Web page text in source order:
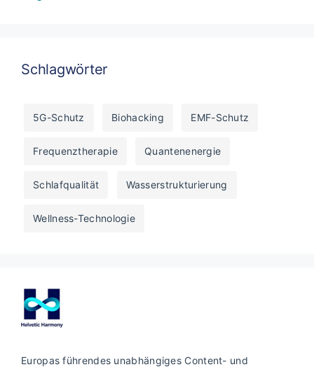
Schlagwörter
5G-Schutz Biohacking EMF-Schutz
Frequenztherapie Quantenenergie
Schlafqualität Wasserstrukturierung
Wellness-Technologie
Europas führendes unabhängiges Content- und